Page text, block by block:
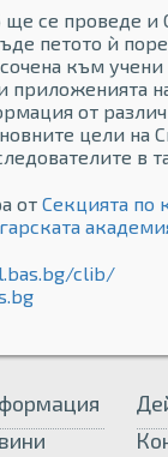
ще се проведе
петото ѝ
към
приложенията
от
цели на
в
от Секцията по
clib/